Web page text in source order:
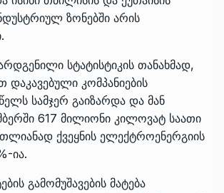
ზონებში არის
სტატისტიკის თანახმად,
დაკავებული კომპანიების
სამჯერ გაიზარდა და მან
617 მილიონი კილოვატ საათი
ქვეყნის ელექტროენერგიის
ია.
გამომუშავების მატება